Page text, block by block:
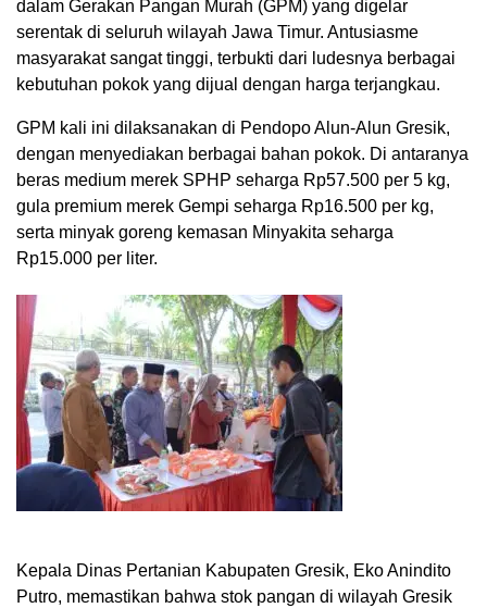
dalam Gerakan Pangan Murah (GPM) yang digelar
serentak di seluruh wilayah Jawa Timur. Antusiasme
masyarakat sangat tinggi, terbukti dari ludesnya berbagai
kebutuhan pokok yang dijual dengan harga terjangkau.
GPM kali ini dilaksanakan di Pendopo Alun-Alun Gresik,
dengan menyediakan berbagai bahan pokok. Di antaranya
beras medium merek SPHP seharga Rp57.500 per 5 kg,
gula premium merek Gempi seharga Rp16.500 per kg,
serta minyak goreng kemasan Minyakita seharga
Rp15.000 per liter.
Kepala Dinas Pertanian Kabupaten Gresik, Eko Anindito
Putro, memastikan bahwa stok pangan di wilayah Gresik